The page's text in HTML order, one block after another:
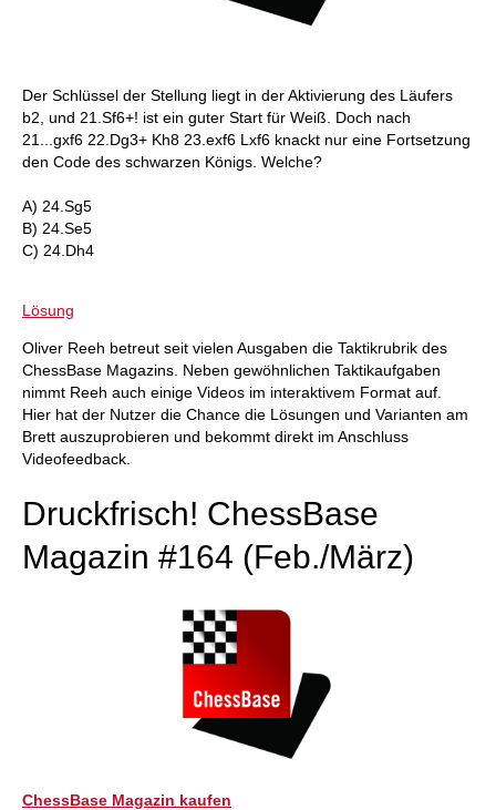
Der Schlüssel der Stellung liegt in der Aktivierung des Läufers
b2, und 21.Sf6+! ist ein guter Start für Weiß. Doch nach
21...gxf6 22.Dg3+ Kh8 23.exf6 Lxf6 knackt nur eine Fortsetzung
den Code des schwarzen Königs. Welche?
A) 24.Sg5
B) 24.Se5
C) 24.Dh4
Lösung
Oliver Reeh betreut seit vielen Ausgaben die Taktikrubrik des
ChessBase Magazins. Neben gewöhnlichen Taktikaufgaben
nimmt Reeh auch einige Videos im interaktivem Format auf.
Hier hat der Nutzer die Chance die Lösungen und Varianten am
Brett auszuprobieren und bekommt direkt im Anschluss
Videofeedback.
Druckfrisch! ChessBase
Magazin #164 (Feb./März)
ChessBase Magazin kaufen